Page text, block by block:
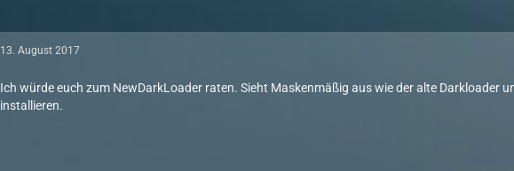
13. August 2017
Ich würde euch zum NewDarkLoader raten. Sieht Maskenmäßig aus wie der alte Darkloader
installieren.